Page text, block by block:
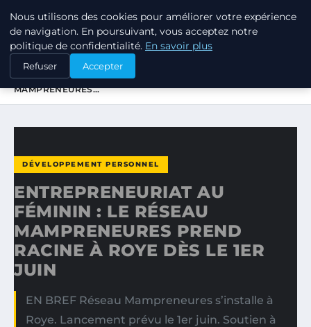
TUEZ-LES TOUS
ACCUEIL
DÉVELOPPEMENT PERSONNEL
ENTREPRENEURIAT AU FÉMININ : LE RÉSEAU
MAMPRENEURES…
DÉVELOPPEMENT PERSONNEL
ENTREPRENEURIAT AU
FÉMININ : LE RÉSEAU
MAMPRENEURES PREND
RACINE À ROYE DÈS LE 1ER
JUIN
EN BREF Réseau Mampreneures s’installe à
Roye. Lancement prévu le 1er juin. Soutien à
Nous utilisons des cookies pour améliorer votre expérience
de navigation. En poursuivant, vous acceptez notre
politique de confidentialité. En savoir plus
Refuser Accepter